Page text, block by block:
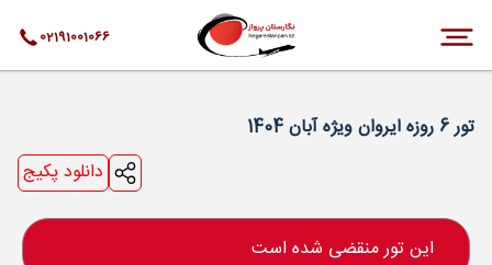
02191001066
تور 6 روزه ایروان ویژه آبان 1404
دانلود پکیج
این تور منقضی شده است